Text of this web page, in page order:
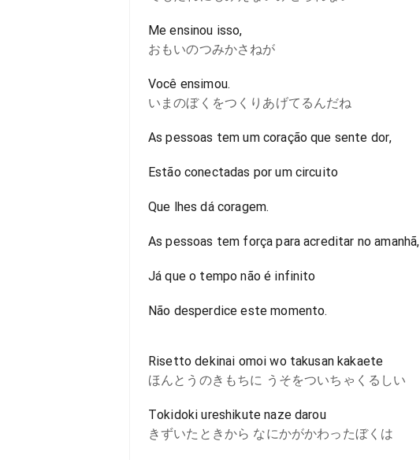
Me ensinou isso,
おもいのつみかさねが
Você ensimou.
いまのぼくをつくりあげてるんだね
As pessoas tem um coração que sente dor,
Estão conectadas por um circuito
Que lhes dá coragem.
As pessoas tem força para acreditar no amanhã,
Já que o tempo não é infinito
Não desperdice este momento.
Risetto dekinai omoi wo takusan kakaete
ほんとうのきもちに うそをついちゃくるしい
Tokidoki ureshikute naze darou
きずいたときから なにかがかわったぼくは